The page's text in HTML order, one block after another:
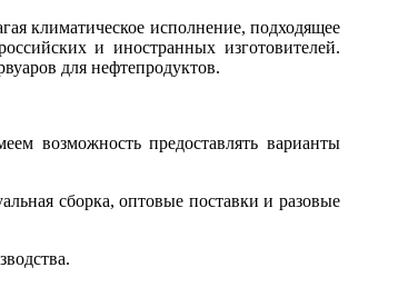
климатическое исполнение, подходящее
и иностранных изготовителей.
для нефтепродуктов.
возможность предоставлять варианты
сборка, оптовые поставки и разовые